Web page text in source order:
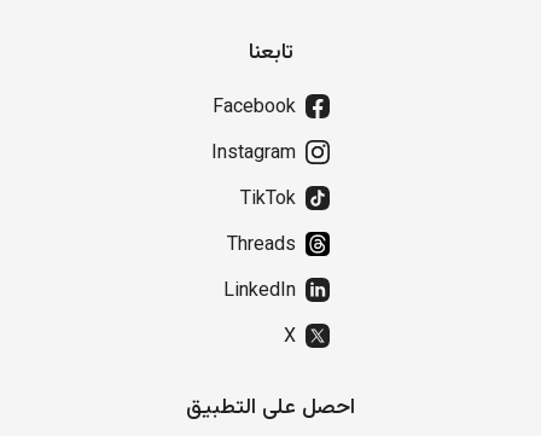
تابعنا
Facebook
Instagram
TikTok
Threads
LinkedIn
X
احصل على التطبيق